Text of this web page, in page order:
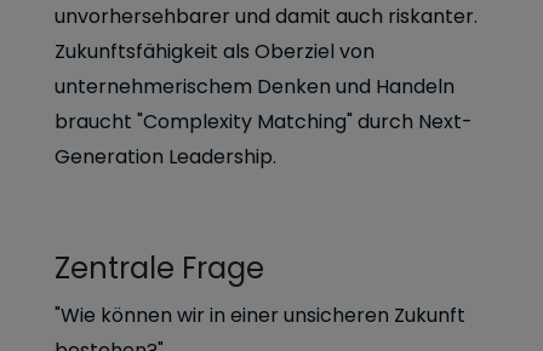
unvorhersehbarer und damit auch riskanter.
Zukunftsfähigkeit als Oberziel von
unternehmerischem Denken und Handeln
braucht "Complexity Matching" durch Next-
Generation Leadership.
Zentrale Frage
"Wie können wir in einer unsicheren Zukunft